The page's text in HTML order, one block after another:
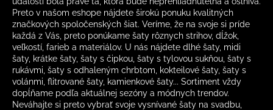
Preto v našom eshope nájdete širokú ponuku kvalitných
značkových spoločenských šiat. Veríme, že na svoje si príde
každá z Vás, preto ponúkame šaty rôznych strihov, dĺžok,
veľkostí, farieb a materiálov. U nás nájdete dlhé šaty, midi
šaty, krátke šaty, šaty s čipkou, šaty s tylovou sukňou, šaty s
rukávmi, šaty s odhaleným chrbtom, kokteilové šaty, šaty s
volánmi, flitrované šaty, kamienkové šaty... Sortiment vždy
dopĺňame podľa aktuálnej sezóny a módnych trendov.
Neváhajte si preto vybrať svoje vysnívané šaty na svadbu,